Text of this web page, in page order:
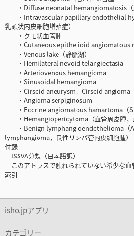
・Diffuse neonatal hemangiomatosis（
・Intravascular papillary endothelial
乳頭状内皮細胞増殖症）
・クモ状血管腫
・Cutaneous epithelioid angiomatous
・Venous lake（静脈湖）
・Hemilateral nevoid telangiectasia
・Arteriovenous hemangioma
・Sinusoidal hemangioma
・Cirsoid aneurysm，Cirsoid angioma
・Angioma serpiginosum
・Eccrine angiomatous hamartoma（
・Hemangiopericytoma（血管周皮腫，
・Benign lymphangioendothelioma（
lymphangioma，良性リンパ管内皮細胞腫）
付録
ISSVA分類（日本語訳）
このアトラスで触れられていない希少な血
索引
isho.jpアプリ
カテゴリー